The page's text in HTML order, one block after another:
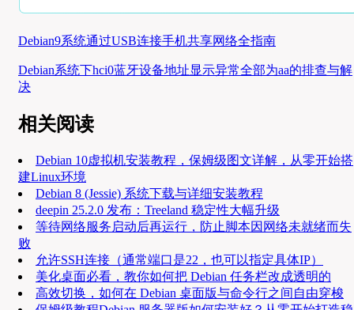
Debian9系统通过USB连接手机共享网络全指南
Debian系统下hci0蓝牙设备地址显示异常全部为aa的排查与解
决
相关阅读
Debian 10虚拟机安装教程，保姆级图文详解，从零开始搭
建Linux环境
Debian 8 (Jessie) 系统下载与详细安装教程
deepin 25.2.0 发布：Treeland 稳定性大幅升级
等待网络服务启动后再运行，防止脚本因网络未就绪而失
败
允许SSH连接（通常端口是22，也可以指定具体IP）
美化桌面必看，教你如何把 Debian 任务栏改成透明的
高效切换，如何在 Debian 桌面版与命令行之间自由穿梭